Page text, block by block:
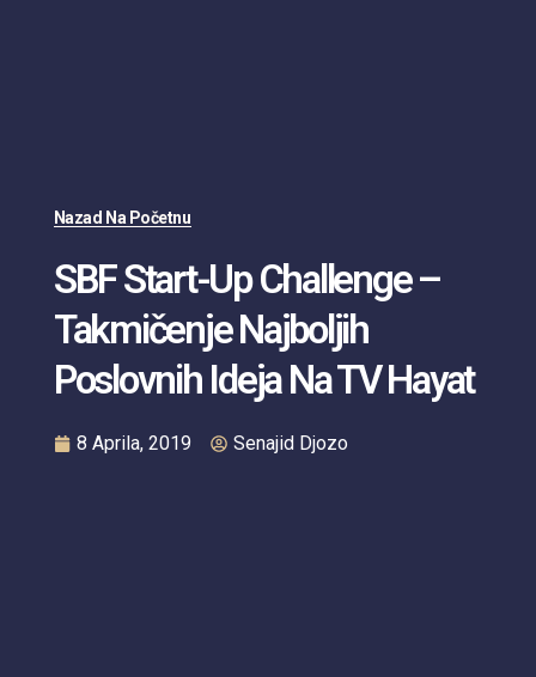
Nazad Na Početnu
SBF Start-Up Challenge –
Takmičenje Najboljih
Poslovnih Ideja Na TV Hayat
8 Aprila, 2019 Senajid Djozo